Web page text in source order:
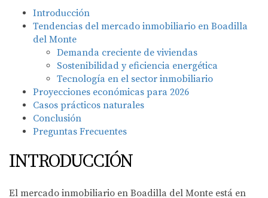
Introducción
Tendencias del mercado inmobiliario en Boadilla
del Monte
Demanda creciente de viviendas
Sostenibilidad y eficiencia energética
Tecnología en el sector inmobiliario
Proyecciones económicas para 2026
Casos prácticos naturales
Conclusión
Preguntas Frecuentes
INTRODUCCIÓN
El mercado inmobiliario en Boadilla del Monte está en